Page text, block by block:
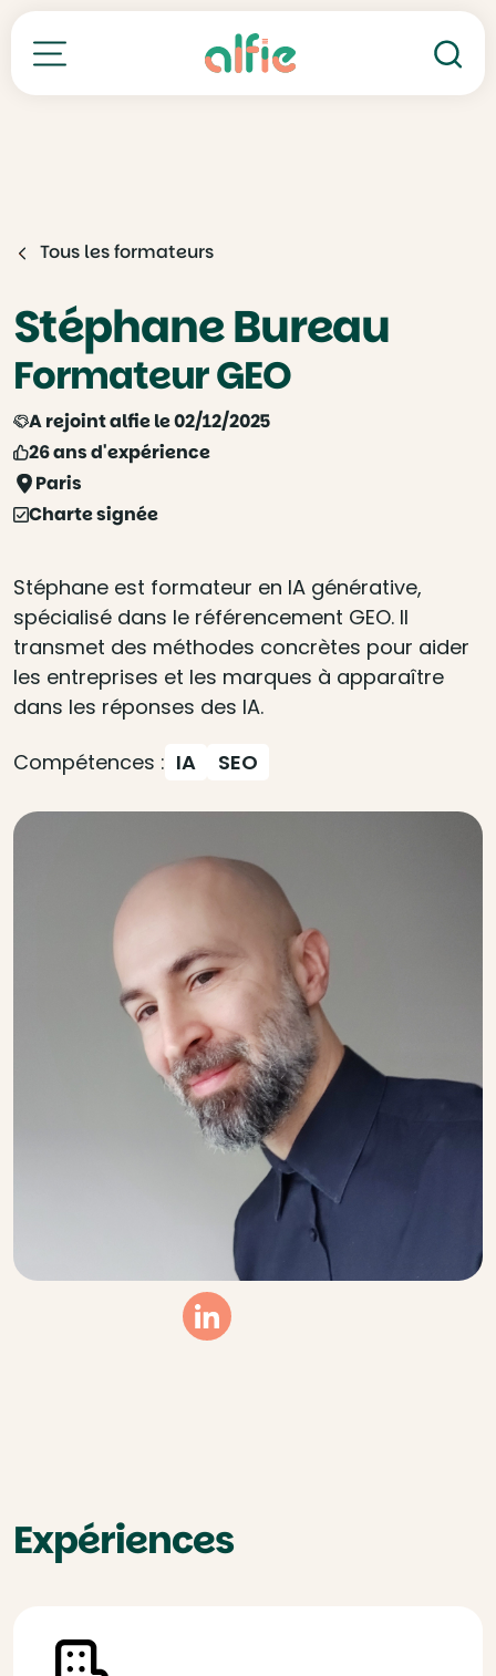
Toutes nos formations
Tous les formateurs
Stéphane Bureau
Formateur GEO
A rejoint alfie le 02/12/2025
26 ans d'expérience
Paris
Charte signée
Stéphane est formateur en IA générative,
spécialisé dans le référencement GEO. Il
transmet des méthodes concrètes pour aider
les entreprises et les marques à apparaître
dans les réponses des IA.
Compétences : IA SEO
Linkedin
Expériences